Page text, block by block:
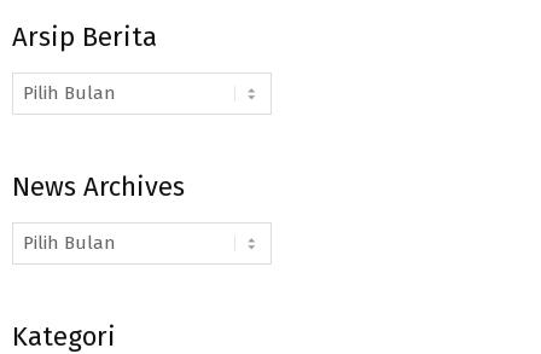
Arsip Berita
Arsip
Berita
News Archives
News
Archives
Kategori